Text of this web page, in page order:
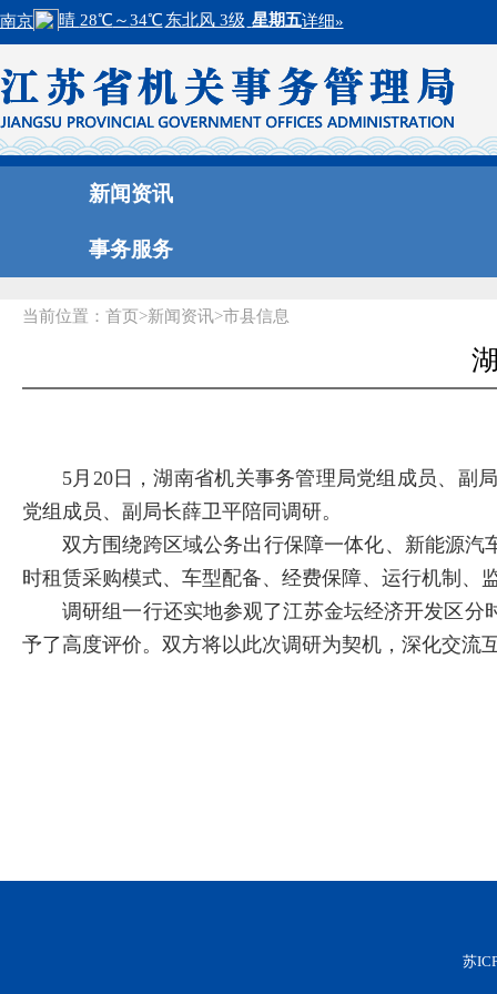
新闻资讯
事务服务
当前位置： 首页>新闻资讯>市县信息
5月20日，湖南省机关事务管理局党组成员、副
党组成员、副局长薛卫平陪同调研。
双方围绕跨区域公务出行保障一体化、新能源
时租赁采购模式、车型配备、经费保障、运行机制、
调研组一行还实地参观了江苏金坛经济开发区
予了高度评价。双方将以此次调研为契机，深化交流
苏